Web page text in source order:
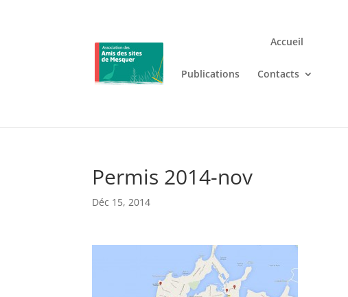
Accueil
Publications Contacts
Jouez n’importe où et n’importe
Permis 2014-nov
Déc 15, 2014